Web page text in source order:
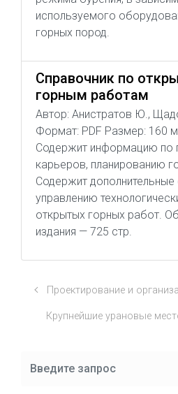
используемого
горных пород.
Справочник по
горным работам
Автор: Анистратов Ю.,
Формат: PDF Размер: 160
Содержит информацию по
карьеров, планированию
Содержит дополнительные
управлению
открытых горных работ.
издания — 725 стр.
Проектирование и
Крупнейшие урановые